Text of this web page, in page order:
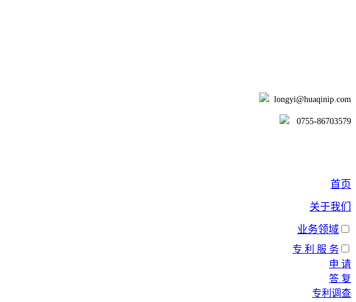
longyi@huaqinip.com
0755-86703579
首页
关于我们
业务领域
专 利 服 务
申 请
答 复
专利调查